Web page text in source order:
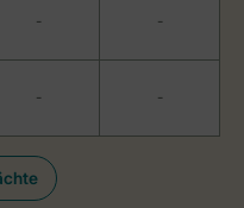
- -
- -